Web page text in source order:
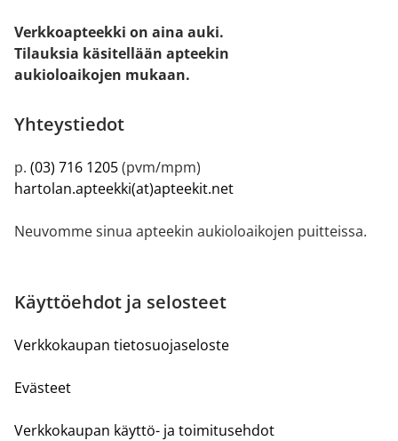
Verkkoapteekki on aina auki.
Tilauksia käsitellään apteekin
aukioloaikojen mukaan.
Yhteystiedot
p. (03) 716 1205(pvm/mpm)
hartolan.apteekki(at)apteekit.net
Neuvomme sinua apteekin aukioloaikojen puitteissa.
Käyttöehdot ja selosteet
Verkkokaupan tietosuojaseloste
Evästeet
Verkkokaupan käyttö- ja toimitusehdot